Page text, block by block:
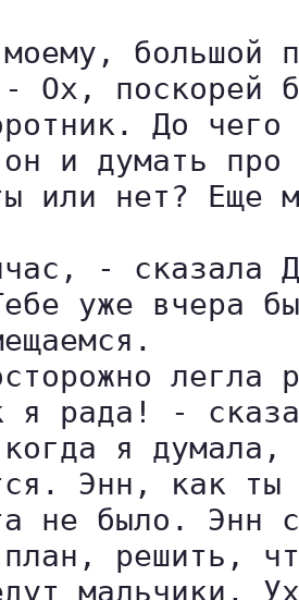
большой
- Ох, поскорей
До
и думать
или нет? Еще
- сказала
уже вчера
легла
я рада! -
когда я
Энн, как ты
не было. Энн
план, решить,
мальчики.